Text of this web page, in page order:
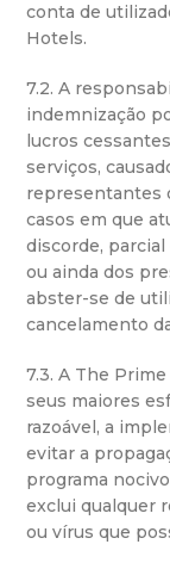
conta de
Hotels.
7.2. A
indemnização
lucros
serviços,
representantes
casos em que
discorde,
ou ainda dos
abster-se de
cancelamento
7.3. A The
seus maiores
razoável, a
evitar a
programa
exclui qualquer
ou vírus que